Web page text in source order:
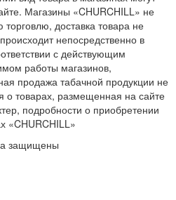
Магазины «CHURCHILL» не
доставка товара не
непосредственно в
с действующим
работы магазинов,
продажа табачной продукции не
товарах, размещенная на сайте
подробности о приобретении
«CHURCHILL»
защищены